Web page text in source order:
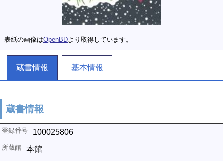
表紙の画像はOpenBDより取得しています。
蔵書情報 基本情報
蔵書情報
100025806
本館